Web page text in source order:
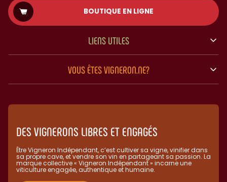
BOUTIQUE EN LIGNE
LIENS UTILES
VOUS ÊTES VIGNERON.NE?
DES VIGNERONS LIBRES ET ENGAGÉS
Être Vigneron Indépendant, c’est cultiver sa vigne, vinifier dans
sa propre cave, et vendre son vin en partageant sa passion. La
marque collective « Vigneron Indépendant » incarne une
viticulture engagée, authentique et humaine.​